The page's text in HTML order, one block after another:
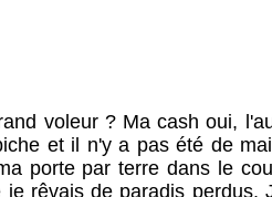
voleur ? Ma cash oui,
et il n'y a pas été de
porte par terre dans le
je rêvais de paradis perdus.